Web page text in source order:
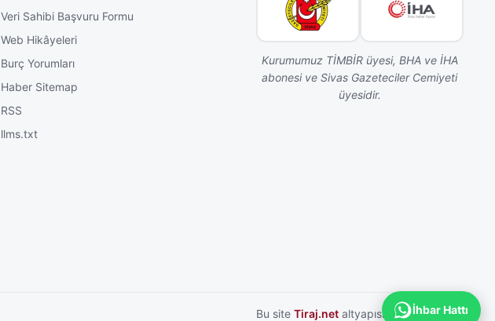
Veri Sahibi Başvuru Formu
Web Hikâyeleri
Burç Yorumları
Haber Sitemap
RSS
llms.txt
Kurumumuz TİMBİR üyesi, BHA ve İHA
abonesi ve Sivas Gazeteciler Cemiyeti
üyesidir.
Bu site Tiraj.net altyapısı ile hazırlanmıştır.
İhbar Hattı